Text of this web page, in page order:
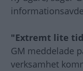
"Extremt lite
GM meddelade
verksamhet